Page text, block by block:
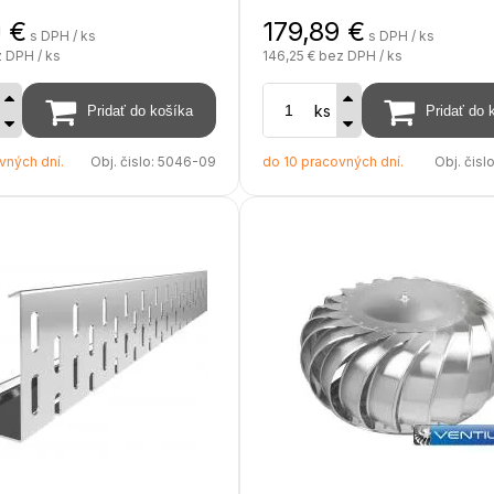
2 meter,
2 tesárske ceruzky
- 14"
- 355 mm
- prírodný hliník AL
kg
2
€ s DPH / ks
DPH / ks
dní. Obj. čislo: 5046-09
179,89 € s DPH / ks
146,25 € bez DPH / ks
ks
do 10 pracovných dní. Obj.